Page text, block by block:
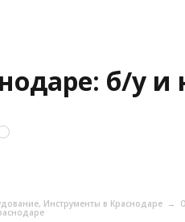
б/у и
Инструменты в Краснодаре →